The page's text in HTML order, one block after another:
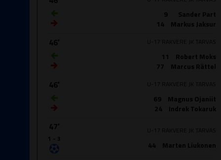
9
Sander Part
14
Markus Jaksur
46′
11
Robert Moks
77
Marcus Rättel
U-17 RAKVERE JK TARVAS
46′
69
Magnus Ojaniit
24
Indrek Tokaruk
U-17 RAKVERE JK TARVAS
47′
1 - 3
44 Marten Liukonen
U-17 RAKVERE JK TARVAS